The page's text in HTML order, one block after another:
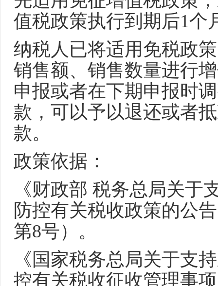
值税政策执行到期后1个
纳税人已将适用免税政
销售额、销售数量进行
申报或者在下期申报时
款，可以予以退还或者
款。
政策依据：
《财政部 税务总局关于
防控有关税收政策的公
第8号）。
《国家税务总局关于支
控有关税收征收管理事